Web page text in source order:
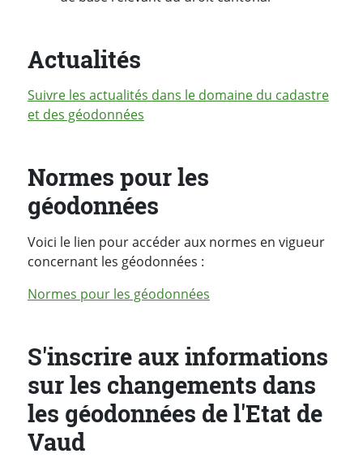
Actualités
Suivre les actualités dans le domaine du cadastre
et des géodonnées
Normes pour les
géodonnées
Voici le lien pour accéder aux normes en vigueur
concernant les géodonnées :
Normes pour les géodonnées
S'inscrire aux informations
sur les changements dans
les géodonnées de l'Etat de
Vaud